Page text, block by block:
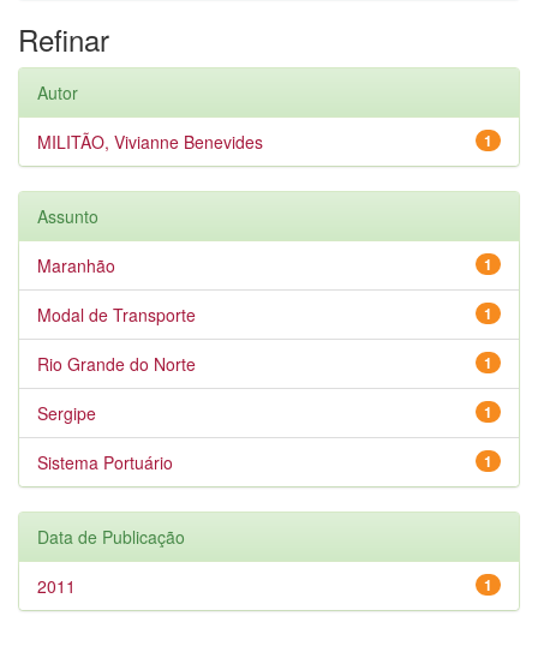
Refinar
Autor
1
MILITÃO, Vivianne Benevides
Assunto
1
Maranhão
1
Modal de Transporte
1
Rio Grande do Norte
1
Sergipe
1
Sistema Portuário
Data de Publicação
1
2011